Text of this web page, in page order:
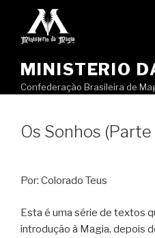
MINISTERIO
Confederação Brasileira de
Os Sonhos (Parte
Por: Colorado Teus
Esta é uma série de textos
introdução à Magia, depois